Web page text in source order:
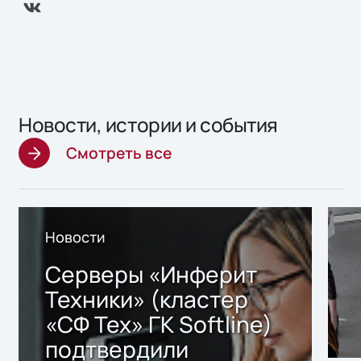
Новости, истории и события
Смотреть все
Новости
Серверы «Инферит
Техники» (кластер
«СФ Тех» ГК Softline)
подтвердили